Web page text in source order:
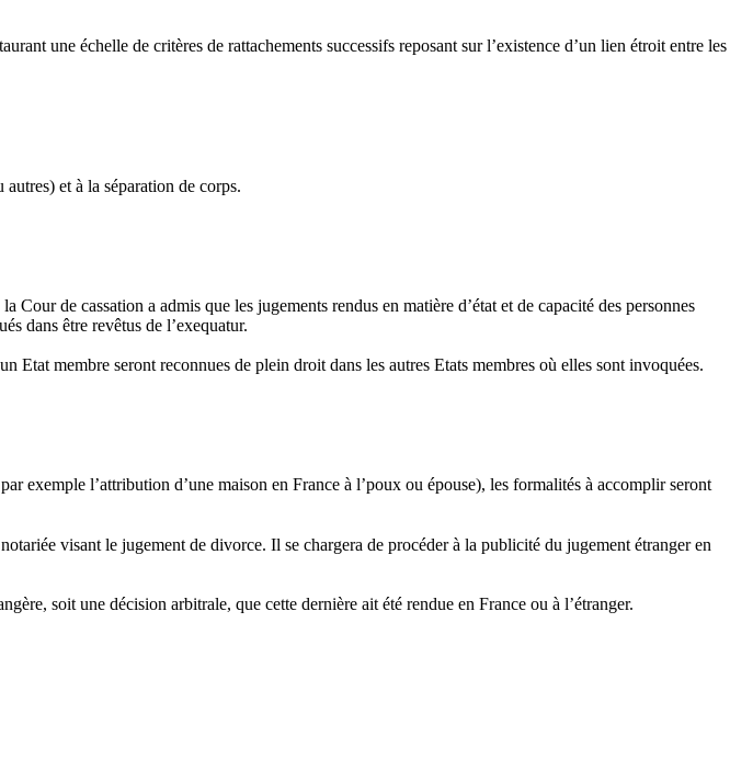
une échelle de critères de rattachements successifs reposant sur l’existence d’un lien étroit entre les
et à la séparation de corps.
de cassation a admis que les jugements rendus en matière d’état et de capacité des personnes
dans être revêtus de l’exequatur.
membre seront reconnues de plein droit dans les autres Etats membres où elles sont invoquées.
exemple l’attribution d’une maison en France à l’poux ou épouse), les formalités à accomplir seront
visant le jugement de divorce. Il se chargera de procéder à la publicité du jugement étranger en
soit une décision arbitrale, que cette dernière ait été rendue en France ou à l’étranger.